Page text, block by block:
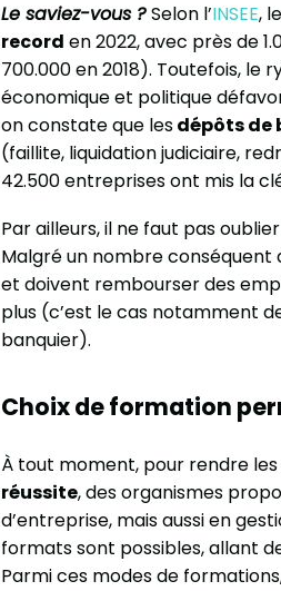
Le saviez-vous ?Selon l’INSEE,
record en 2022, avec près de
700.000 en 2018). Toutefois,
économique et politique
on constate que lesdépôts
(faillite, liquidation judiciaire,
42.500 entreprises ont mis la
Par ailleurs, il ne faut pas
Malgré un nombre
et doivent rembourser des
plus (c’est le cas notamment
banquier).
Choix de formation
À tout moment, pour rendre
réussite, des organismes
d’entreprise, mais aussi en
formats sont possibles, allant
Parmi ces modes de